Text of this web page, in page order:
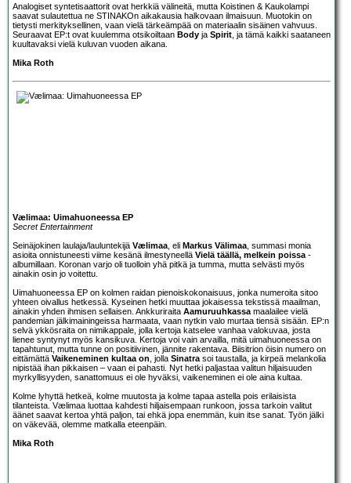
Analogiset syntetisaattorit ovat herkkiä välineitä, mutta Koistinen & Kaukolampi
saavat sulautettua ne STINAKOn aikakausia halkovaan ilmaisuun. Muotokin on
tietysti merkityksellinen, vaan vielä tärkeämpää on materiaalin sisäinen vahvuus.
Seuraavat EP:t ovat kuulemma otsikoiltaan Body ja Spirit , ja tämä kaikki saataneen
kuultavaksi vielä kuluvan vuoden aikana.
Mika Roth
Vælimaa: Uimahuoneessa EP
Secret Entertainment
Seinäjokinen laulaja/lauluntekijä Vælimaa , eli Markus Välimaa , summasi monia
asioita onnistuneesti viime kesänä ilmestyneellä Vielä täällä, melkein poissa -
albumillaan. Koronan varjo oli tuolloin yhä pitkä ja tumma, mutta selvästi myös
ainakin osin jo voitettu.
Uimahuoneessa EP on kolmen raidan pienoiskokonaisuus, jonka numeroita sitoo
yhteen oivallus hetkessä. Kyseinen hetki muuttaa jokaisessa tekstissä maailman,
ainakin yhden ihmisen sellaisen. Ankkuriraita Aamuruuhkassa maalailee vielä
pandemian jälkimainingeissa harmaata, vaan nytkin valo murtaa tiensä sisään. EP:n
selvä ykkösraita on nimikappale, jolla kertoja katselee vanhaa valokuvaa, josta
lienee syntynyt myös kansikuva. Kertoja voi vain arvailla, mitä uimahuoneessa on
tapahtunut, mutta tunne on positiivinen, jännite rakentava. Biisitrion öisin numero on
eittämättä Vaikeneminen kultaa on , jolla Sinatra soi taustalla, ja kirpeä melankolia
nipistää ihan pikkaisen – vaan ei pahasti. Nyt hetki paljastaa valitun hiljaisuuden
myrkyllisyyden, sanattomuus ei ole hyväksi, vaikeneminen ei ole aina kultaa.
Kolme lyhyttä hetkeä, kolme muutosta ja kolme tapaa astella pois erilaisista
tilanteista. Vælimaa luottaa kahdesti hiljaisempaan runkoon, jossa tarkoin valitut
äänet saavat kertoa yhtä paljon, tai ehkä jopa enemmän, kuin itse sanat. Työn jälki
on väkevää, olemme matkalla eteenpäin.
Mika Roth